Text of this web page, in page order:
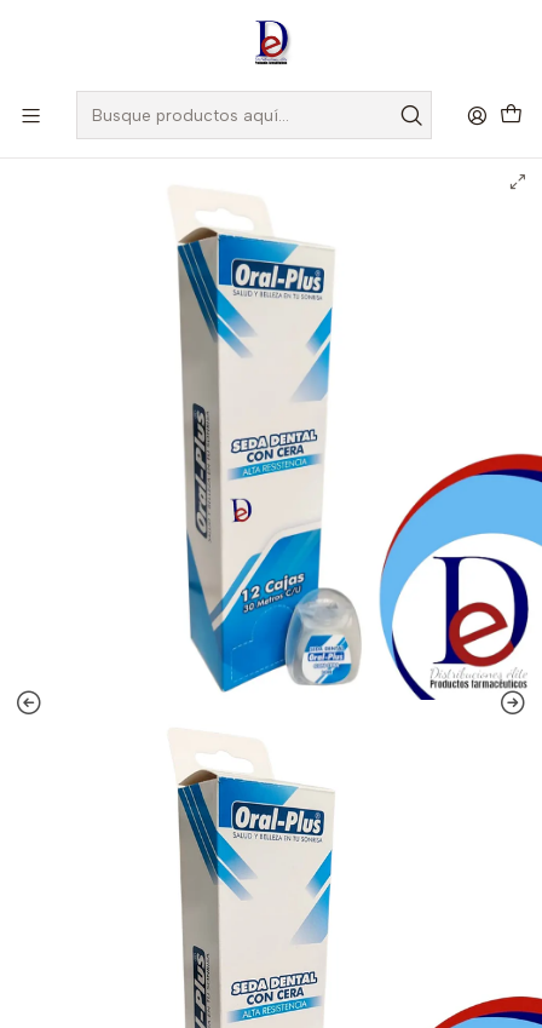
, Si eres nuevo regístrate
SEDA DENTAL CON CERA 30 M CAJA X 12 UNDS- ORAL PLUS- UBI
*24-E